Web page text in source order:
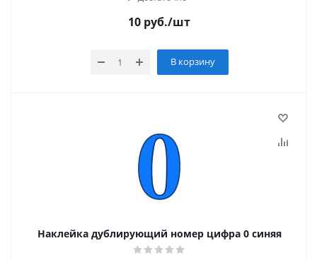
10 руб./шт
В корзину
Наклейка дублирующий номер цифра 0 синяя